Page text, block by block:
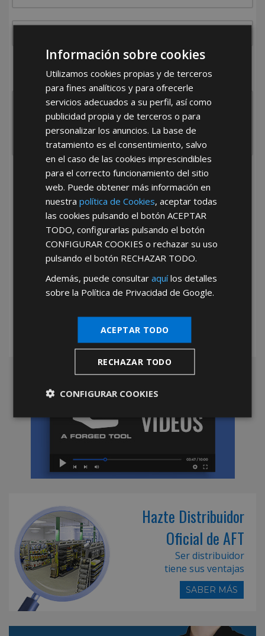
España
Portugal Otros
He leído y acepto laPolítica de Privacidad
*Abstenerse particulares, sólo venta a tiendas y empresas minoristas y
Hazte Distribuidor
Oficial de AFT
Ser distribuidor
tiene sus ventajas
SABER MÁS
Información sobre cookies
Utilizamos cookies propias y de terceros
para fines analíticos y para ofrecerle
servicios adecuados a su perfil, así como
publicidad propia y de terceros o para
personalizar los anuncios. La base de
tratamiento es el consentimiento, salvo
en el caso de las cookies imprescindibles
para el correcto funcionamiento del sitio
web. Puede obtener más información en
nuestrapolítica de Cookies, aceptar todas
las cookies pulsando el botónACEPTAR
TODO, configurarlas pulsando el botón
CONFIGURAR COOKIES o rechazar su uso
pulsando el botón RECHAZAR TODO.
Además, puede consultaraquílos detalles
sobre la Política de Privacidad de Google.
ACEPTAR TODO
RECHAZAR TODO
CONFIGURAR COOKIES